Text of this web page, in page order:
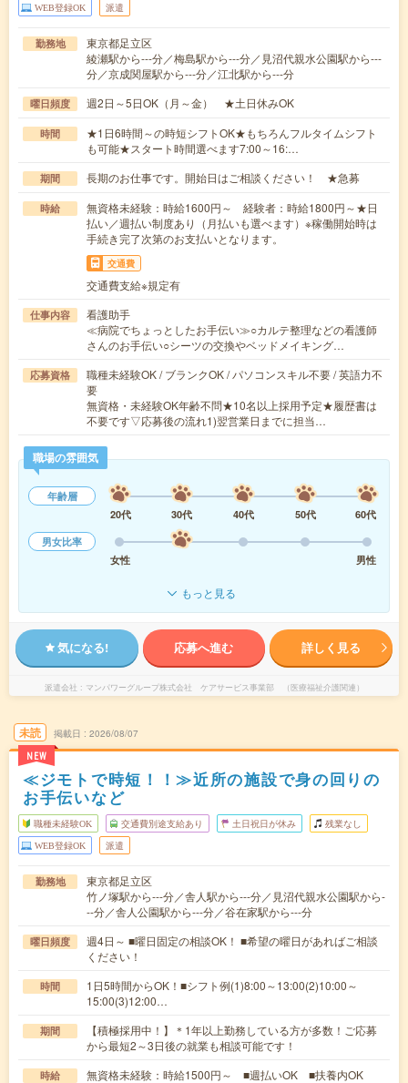
WEB登録OK 派遣
勤務地
東京都足立区
綾瀬駅から---分／梅島駅から---分／見沼代親水公園駅から---
分／京成関屋駅から---分／江北駅から---分
曜日頻度 週2日～5日OK（月～金） ★土日休みOK
時間
★1日6時間～の時短シフトOK★もちろんフルタイムシフト
も可能★スタート時間選べます7:00～16:…
期間 長期のお仕事です。開始日はご相談ください！ ★急募
時給
無資格未経験：時給1600円～ 経験者：時給1800円～★日
払い／週払い制度あり（月払いも選べます）※稼働開始時は
手続き完了次第のお支払いとなります。
交通費
交通費支給※規定有
仕事内容
看護助手
≪病院でちょっとしたお手伝い≫○カルテ整理などの看護師
さんのお手伝い○シーツの交換やベッドメイキング…
応募資格
職種未経験OK / ブランクOK / パソコンスキル不要 / 英語力不
要
無資格・未経験OK年齢不問★10名以上採用予定★履歴書は
不要です▽応募後の流れ1)翌営業日までに担当…
職場の雰囲気
年齢層
20代
30代 40代 50代
60代
男女比率
女性
男性
もっと見る
気になる! 応募へ進む 詳しく見る
派遣会社 マンパワーグループ株式会社 ケアサービス事業部 （医療福祉介護関連）
未読
NEW
掲載日 2026/08/07
≪ジモトで時短！！≫近所の施設で身の回りの
お手伝いなど
職種未経験OK 交通費別途支給あり 土日祝日が休み 残業なし
WEB登録OK 派遣
勤務地
東京都足立区
竹ノ塚駅から---分／舎人駅から---分／見沼代親水公園駅から-
--分／舎人公園駅から---分／谷在家駅から---分
曜日頻度
週4日～ ■曜日固定の相談OK！ ■希望の曜日があればご相談
ください！
時間
1日5時間からOK！■シフト例(1)8:00～13:00(2)10:00～
15:00(3)12:00…
期間
【積極採用中！】＊1年以上勤務している方が多数！ご応募
から最短2～3日後の就業も相談可能です！
時給 無資格未経験：時給1500円～ ■週払いOK ■扶養内OK